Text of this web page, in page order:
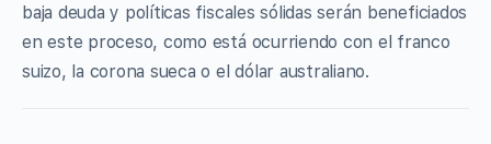
baja deuda y políticas fiscales sólidas serán beneficiados
en este proceso, como está ocurriendo con el franco
suizo, la corona sueca o el dólar australiano.